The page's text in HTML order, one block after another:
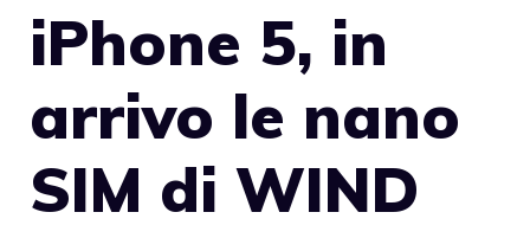
iPhone 5, in
arrivo le nano
SIM di WIND